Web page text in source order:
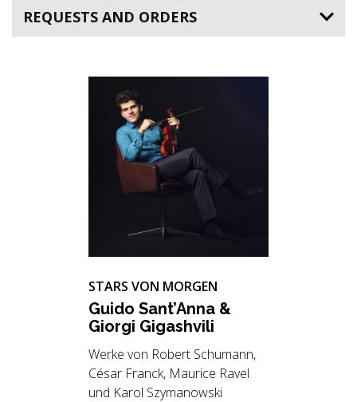
REQUESTS AND ORDERS
STARS VON MORGEN
Guido Sant’Anna &
Gior­gi Gi­gash­vi­li
Werke von Robert Schumann,
César Franck, Maurice Ravel
und Karol Szymanowski